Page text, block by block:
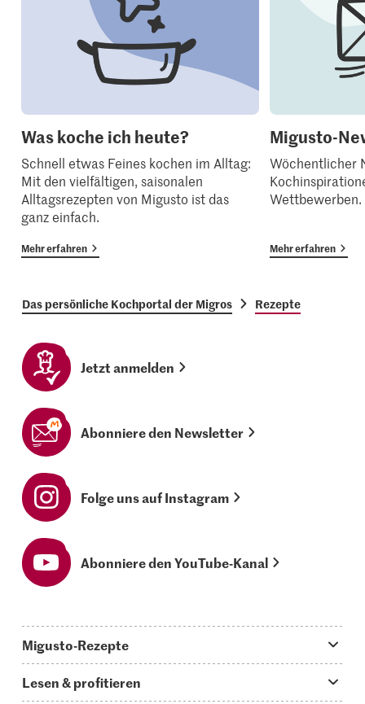
Was koche ich heute?
Schnell etwas Feines kochen im Alltag:
Mit den vielfältigen, saisonalen
Alltagsrezepten von Migusto ist das
ganz einfach.
Mehr erfahren
Migusto-
Wöchentlicher
Wettbewerben.
Mehr erfahren
Das persönliche Kochportal der Migros Rezepte
Jetzt anmelden
Abonniere den Newsletter
Folge uns auf Instagram
Abonniere den YouTube-Kanal
Migusto-Rezepte
Lesen & profitieren